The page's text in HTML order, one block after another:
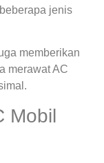
jenis
memberikan
merawat AC
Mobil